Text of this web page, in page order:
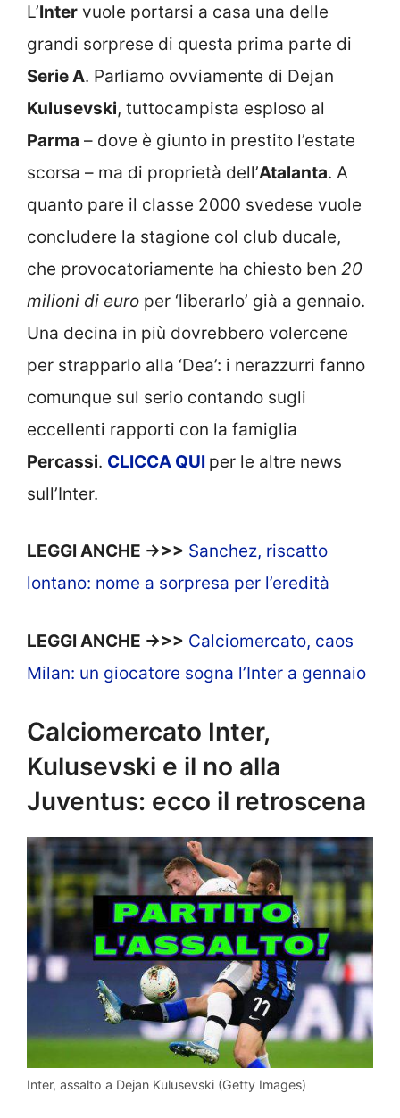
L’Inter vuole portarsi a casa una delle
grandi sorprese di questa prima parte di
Serie A. Parliamo ovviamente di Dejan
Kulusevski, tuttocampista esploso al
Parma – dove è giunto in prestito l’estate
scorsa – ma di proprietà dell’Atalanta. A
quanto pare il classe 2000 svedese vuole
concludere la stagione col club ducale,
che provocatoriamente ha chiesto ben 20
milioni di euro per ‘liberarlo’ già a gennaio.
Una decina in più dovrebbero volercene
per strapparlo alla ‘Dea’: i nerazzurri fanno
comunque sul serio contando sugli
eccellenti rapporti con la famiglia
Percassi. CLICCA QUI per le altre news
sull’Inter.
LEGGI ANCHE ->>> Sanchez, riscatto
lontano: nome a sorpresa per l’eredità
LEGGI ANCHE ->>> Calciomercato, caos
Milan: un giocatore sogna l’Inter a gennaio
Calciomercato Inter,
Kulusevski e il no alla
Juventus: ecco il retroscena
Inter, assalto a Dejan Kulusevski (Getty Images)